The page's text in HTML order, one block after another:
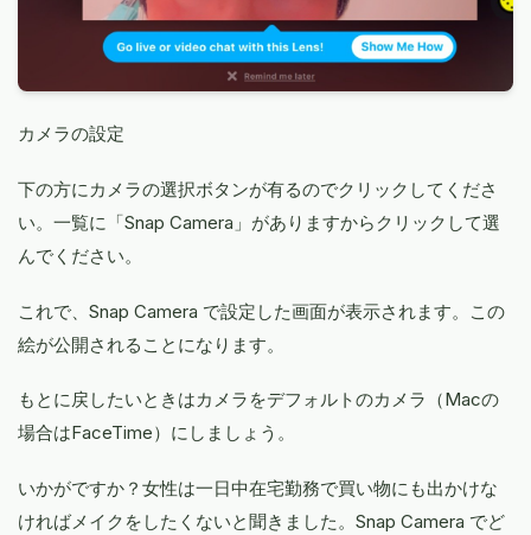
カメラの設定
下の方にカメラの選択ボタンが有るのでクリックしてくださ
い。一覧に「Snap Camera」がありますからクリックして選
んでください。
これで、Snap Camera で設定した画面が表示されます。この
絵が公開されることになります。
もとに戻したいときはカメラをデフォルトのカメラ（Macの
場合はFaceTime）にしましょう。
いかがですか？女性は一日中在宅勤務で買い物にも出かけな
ければメイクをしたくないと聞きました。Snap Camera でど